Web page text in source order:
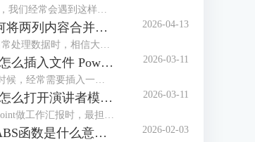
在处理数据时，我们经常会遇到这样的困扰，比如20240520、20250521或者20260502等，想将其变成标准日期格式却又不知道该如何操作。不用担心，这些看似复杂的问题，其实都有简单高效的解决方法。接下来本文将围绕Excel中如何将一串数字变为日期，Excel中如何将一列数据分成几列等内容进行介绍，一起来学习下。
Excel中如何将两列内容合并到一起 Excel中如何将行转换成列
在使用Excel日常处理数据时，相信大家经常会遇到将几列内容合并到一起或者把行转成列的基础操作。不管是整理客户信息、汇总销售数据或是制作报表，学会这些技巧后，都可以有效提高我们的工作效率。接下来就给大家说一下Excel中如何将两列内容合并到一起，Excel中如何将行转换成列的相关内容。
2026-04-13
PowerPoint怎么插入文件 PowerPoint怎么插入思维导图
我们做PPT的时候，经常需要插入一些外部文件进去。插入之后文件会变成一个小图标嵌在幻灯片中，演示的时候点击一下图标，就能直接打开原文件了。不过还有好多小伙伴不知道怎么操作。别急，接下来我们就给大家讲讲PowerPoint怎么插入文件，PowerPoint怎么插入思维导图的实用技巧。
2026-03-11
PowerPoint怎么打开演讲者模式 PowerPoint怎么压缩PPT大小
大家用PowerPoint做工作汇报时，最担心的莫过于汇报到一半的时候忘词，或者搞不清当前页讲完该接哪一页内容了吧，其实这事情非常容易解决，可以设置演讲者模式，这样我们自己能看到备注和下一页预览，而观众那边只显示正常的放映画面。接下来我们就给大家介绍一下PowerPoint怎么打开演讲者模式，PowerPoint怎么压缩PPT大小的相关内容。
2026-03-11
Excel中的ABS函数是什么意思 Excel中的ABS函数怎么用 2026-02-03